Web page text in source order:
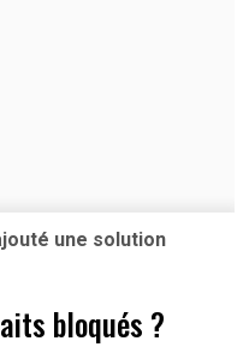
une solution
bloqués ?